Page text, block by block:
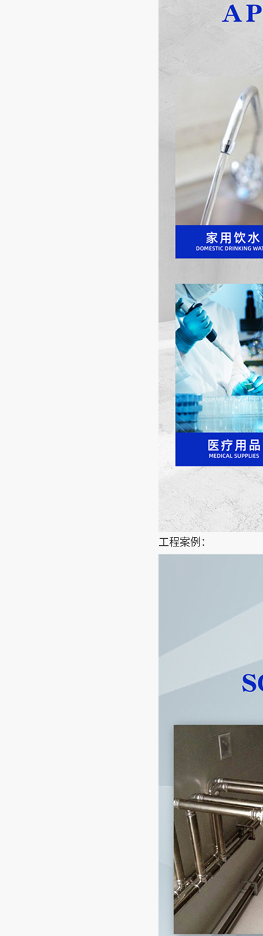
工程案例：